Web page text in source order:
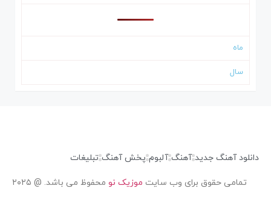
ماه
سال
دانلود آهنگ جدید آهنگ آلبوم پخش آهنگ تبلیغات
تمامی حقوق برای وب سایت موزیک نو محفوظ می باشد. @ ۲۰۲۵